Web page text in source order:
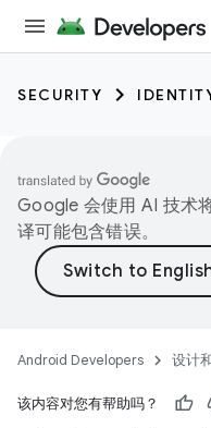
SECURITY
Google 会使用 AI 技术
译可能包含错误。
Android Developers 设计
该内容对您有帮助吗？